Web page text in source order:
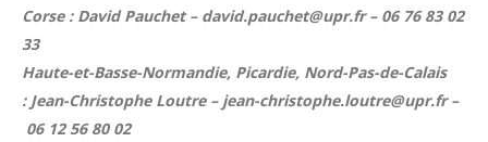
Corse : David Pauchet – david.pauchet@upr.fr – 06 76 83 02
33
Haute-et-Basse-Normandie, Picardie, Nord-Pas-de-Calais
: Jean-Christophe Loutre – jean-christophe.loutre@upr.fr –
06 12 56 80 02